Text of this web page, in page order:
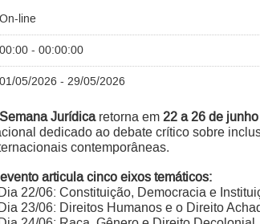
On-line
00:00 - 00:00:00
01/05/2026 - 29/05/2026
Semana Jurídicaretorna em 22 a 26 de
dedicado ao debate crítico sobre
contemporâneas.
articula cinco eixos temáticos:
22/06: Constituição, Democracia e
23/06: Direitos Humanos e o Direito